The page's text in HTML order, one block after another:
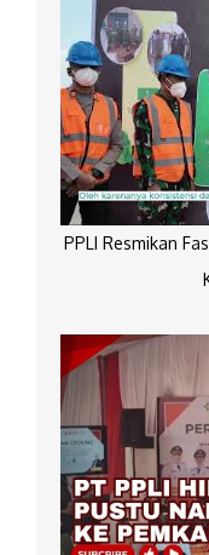
PPLI Resmikan